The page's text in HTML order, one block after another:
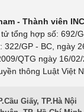
- Thành viên
tổng hợp số: 692/
GP - BC, ngày
QTG ngày 16/
thông Luật Việt
Giấy, TP.Hà Nội